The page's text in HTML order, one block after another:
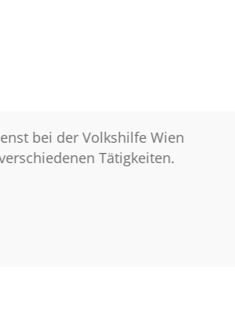
bei der Volkshilfe Wien
Tätigkeiten.